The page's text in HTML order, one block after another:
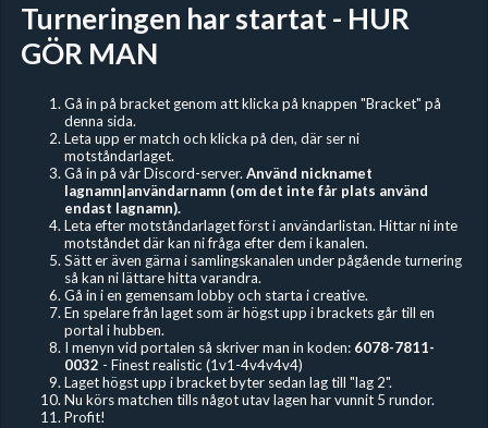
Turneringen har startat - HUR
GÖR MAN
Gå in på bracket genom att klicka på knappen "Bracket" på
denna sida.
Leta upp er match och klicka på den, där ser ni
motståndarlaget.
Gå in på vår Discord-server. Använd nicknamet
lagnamn|användarnamn (om det inte får plats använd
endast lagnamn).
Leta efter motståndarlaget först i användarlistan. Hittar ni inte
motståndet där kan ni fråga efter dem i kanalen.
Sätt er även gärna i samlingskanalen under pågående turnering
så kan ni lättare hitta varandra.
Gå in i en gemensam lobby och starta i creative.
En spelare från laget som är högst upp i brackets går till en
portal i hubben.
I menyn vid portalen så skriver man in koden: 6078-7811-
0032 - Finest realistic (1v1-4v4v4v4)
Laget högst upp i bracket byter sedan lag till "lag 2".
Nu körs matchen tills något utav lagen har vunnit 5 rundor.
Profit!